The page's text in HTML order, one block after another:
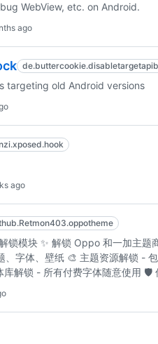
WebView, etc. on Android.
ago
targeting old Android versions
ago
锁模块 ✨ 解锁 Oppo 和一加主题
、字体、壁纸 🎨 主题资源解锁 -
库解锁 - 所有付费字体随意使用 🛡️